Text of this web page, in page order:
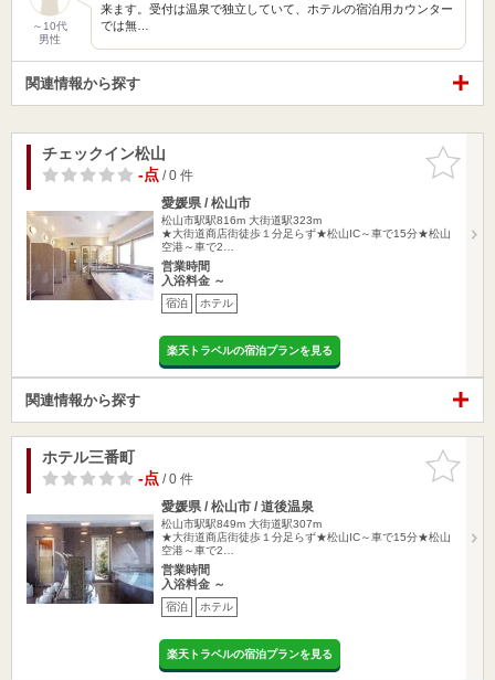
～10代
男性
来ます。受付は温泉で独立していて、ホテルの宿泊用カウンター
では無…
関連情報から探す
お気に入
りに追加
チェックイン松山
-点/ 0 件
愛媛県 / 松山市
松山市駅駅816m 大街道駅323m
★大街道商店街徒歩１分足らず★松山IC～車で15分★松山
空港～車で2…
営業時間
入浴料金 ～
宿泊 ホテル
楽天トラベルの宿泊プランを見る
関連情報から探す
お気に入
りに追加
ホテル三番町
-点/ 0 件
愛媛県 / 松山市 / 道後温泉
松山市駅駅849m 大街道駅307m
★大街道商店街徒歩１分足らず★松山IC～車で15分★松山
空港～車で2…
営業時間
入浴料金 ～
宿泊 ホテル
楽天トラベルの宿泊プランを見る